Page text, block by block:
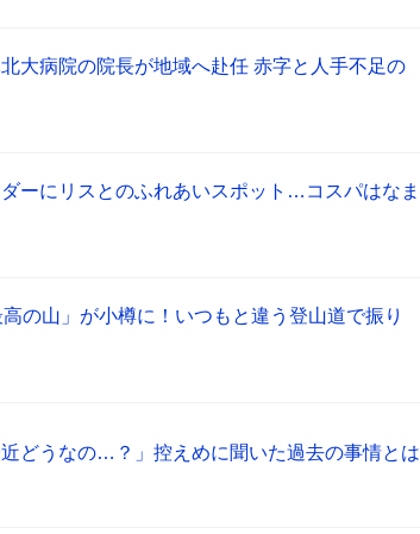
大病院の院長が地域へ赴任 赤字と人手不足の
ーにリスとのふれあいスポット…コスパはなま
の山」が小樽に！いつもと違う登山道で振り
どうなの…？」控えめに聞いた過去の事情とは